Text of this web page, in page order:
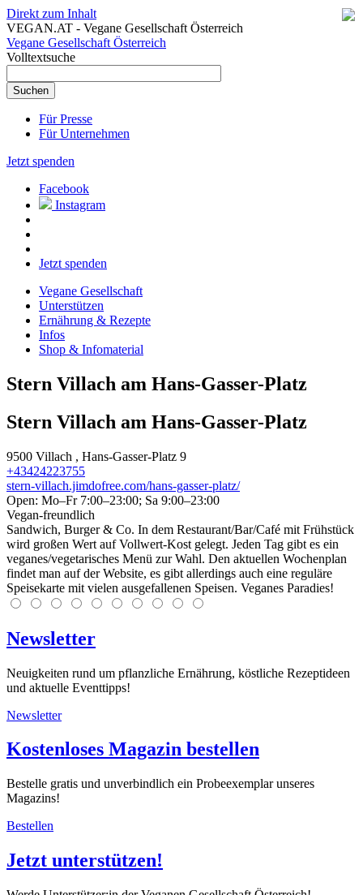
Direkt zum Inhalt
VEGAN.AT - Vegane Gesellschaft Österreich
Vegane Gesellschaft Österreich
Volltextsuche
Für Presse
Für Unternehmen
Jetzt spenden
Facebook
Instagram
Jetzt spenden
Vegane Gesellschaft
Unterstützen
Ernährung & Rezepte
Infos
Shop & Infomaterial
Stern Villach am Hans-Gasser-Platz
Stern Villach am Hans-Gasser-Platz
9500 Villach , Hans-Gasser-Platz 9
+43424223755
stern-villach.jimdofree.com/hans-gasser-platz/
Open: Mo–Fr 7:00–23:00; Sa 9:00–23:00
Vegan-freundlich
Sandwich, Burger & Co. In dem Restaurant/Bar/Café mit Frühstück
wird großen Wert auf Vollwert-Kost gelegt. Jeden Tag gibt es ein
veganes/vegetarisches Menü zur Wahl. Den aktuellen Wochenplan
findet man auf der Website, es gibt allerdings auch eine reguläre
Speisekarte mit vielen ausgefallenen Speisen. Veganes Paradies!
Newsletter
Neuigkeiten rund um pflanzliche Ernährung, köstliche Rezeptideen
und aktuelle Eventtipps!
Newsletter
Kostenloses Magazin bestellen
Bestelle gratis und unverbindlich ein Probeexemplar unseres
Magazins!
Bestellen
Jetzt unterstützen!